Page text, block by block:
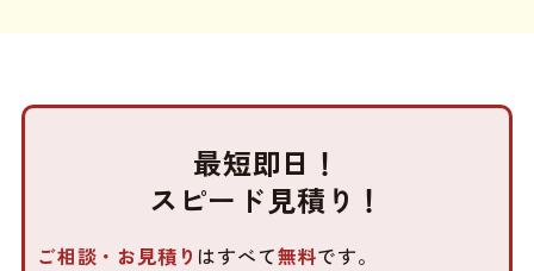
最短即日！
スピード見積り！
ご相談・お見積り はすべて無料です。